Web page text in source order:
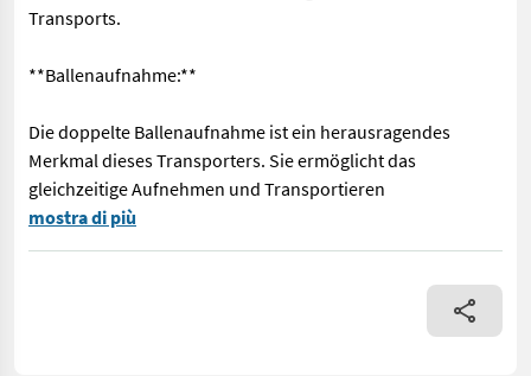
Transports.
**Ballenaufnahme:**
Die doppelte Ballenaufnahme ist ein herausragendes
Merkmal dieses Transporters. Sie ermöglicht das
gleichzeitige Aufnehmen und Transportieren
**Produktbeschreibung: Ballentransporter der Marke Fritz,
mostra di più